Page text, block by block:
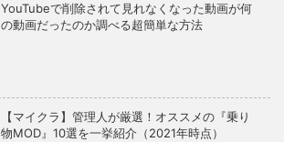
YouTubeで削除されて見れなくなった動画が何
の動画だったのか調べる超簡単な方法
【マイクラ】管理人が厳選！オススメの『乗り
物MOD』10選を一挙紹介（2021年時点）